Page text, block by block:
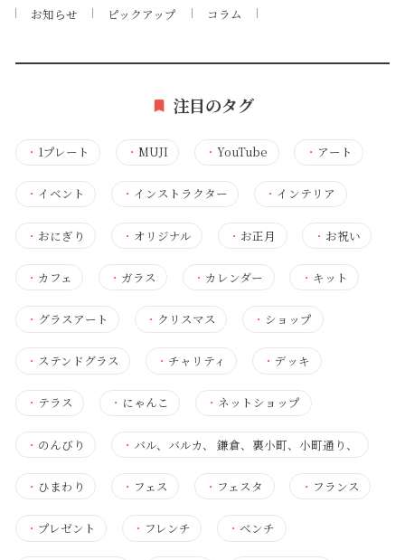
お知らせ ピックアップ コラム
注目のタグ
・ 1プレート ・MUJI ・YouTube ・ アート
・ イベント ・ インストラクター ・ インテリア
・ おにぎり ・ オリジナル ・ お正月 ・ お祝い
・ カフェ ・ ガラス ・ カレンダー ・ キット
・ グラスアート ・ クリスマス ・ ショップ
・ ステンドグラス ・ チャリティ ・ デッキ
・ テラス ・ にゃんこ ・ ネットショップ
・ のんびり ・ バル、バルカ、 鎌倉、裏小町、小町通り、
・ ひまわり ・ フェス ・ フェスタ ・ フランス
・ プレゼント ・ フレンチ ・ ベンチ